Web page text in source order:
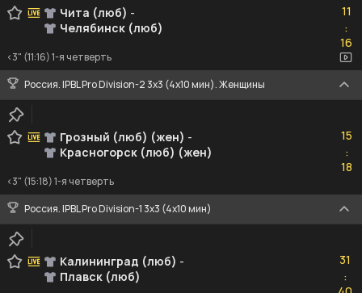
Чита (люб) -
Челябинск (люб)
11
:16
16
<3" (11:16) 1-я четверть
Россия. IPBL Pro Division-2 3x3 (4x10 мин). Женщины
Грозный (люб) (жен) -
Красногорск (люб) (жен)
15
:18
18
<3" (15:18) 1-я четверть
Россия. IPBL Pro Division-1 3x3 (4x10 мин)
Калининград (люб) -
Плавск (люб)
31
:40